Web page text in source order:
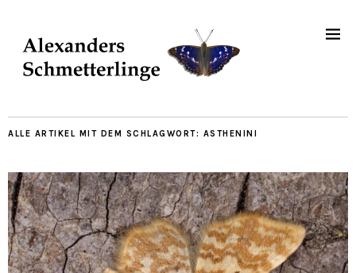
ALLE ARTIKEL MIT DEM SCHLAGWORT: ASTHENINI